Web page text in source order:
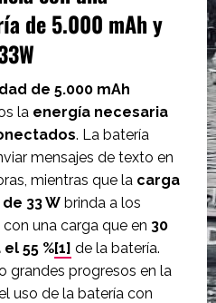
de 5.000 mAh y
de 5.000 mAh
la energía necesaria
. La batería
mensajes de texto en
mientras que la carga
de 33 W brinda a los
una carga que en 30
55 %[1] de la batería.
grandes progresos en la
uso de la batería con